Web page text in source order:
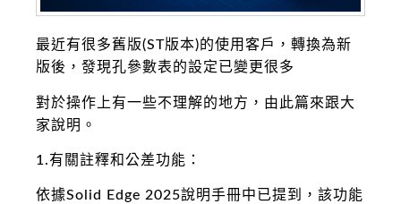
最近有很多舊版(ST版本)的使用客戶，轉換為新
版後，發現孔參數表的設定已變更很多
對於操作上有一些不理解的地方，由此篇來跟大
家說明。
1.有關註釋和公差功能：
依據Solid Edge 2025說明手冊中已提到，該功能